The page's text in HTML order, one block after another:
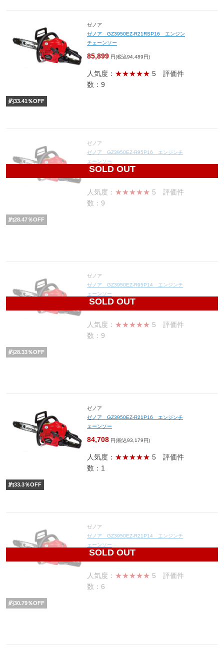
ゼノア
ゼノア GZ3950EZ-R21RSP16 エンジン
チェーンソー
85,899 円(税込94,489円)
人気度： ★★★★★ 5 評価件
数：9
約33.41 ％OFF
SOLD OUT
ゼノア
ゼノア GZ3950EZ-R95P16 エンジンチ
ェーンソー
78,400
人気度： ★★★★★ 5 評価件
数：9
約28.47％OFF
SOLD OUT
ゼノア
ゼノア GZ3950EZ-R95P14 エンジンチ
ェーンソー
76,900
人気度： ★★★★★ 5 評価件
数：9
約28.33％OFF
ゼノア
ゼノア GZ3950EZ-R21P16 エンジンチ
ェーンソー
84,708 円(税込93,179円)
人気度： ★★★★★ 5 評価件
数：1
約33.3％OFF
SOLD OUT
ゼノア
ゼノア GZ3950EZ-R21P14 エンジンチ
ェーンソー
78,000
人気度： ★★★★★ 5 評価件
数：6
約30.79％OFF